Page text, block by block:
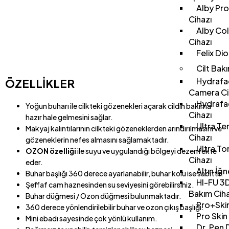
Alby
Cihazı
Alby
Cihazı
Felix
Cilt
Camera
Cihazı
Ultra
Cihazı
Ultra
Cihazı
Altın
HI-FU
Bakım
Pro
ÖZELLİKLER
Yoğun buharı ile cilkteki gözenekleri açarak cildin bakıma
hazır hale gelmesini sağlar.
Makyaj kalıntılarının cilkteki gözeneklerden arındırılmasını ve
gözeneklerin nefes almasını sağlamaktadır.
OZON özelliğiile suyu ve uygulandığı bölgeyi dezenfekte
eder.
Buhar başlığı 360 derece ayarlanabilir, buhar kolu ise sabittir.
Şeffaf cam haznesinden su seviyesini görebilirsiniz.
Buhar düğmesi / Ozon düğmesi bulunmaktadır.
360 derece yönlendirilebilir buhar ve ozon çıkış başlığı.
Mini ebadı sayesinde çok yönlü kullanım.